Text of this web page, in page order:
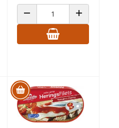
ERHÖHENANZAHL VERRINGERNANZAHL